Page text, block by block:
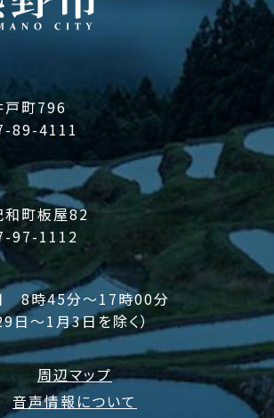
戸町796
89-4111
町板屋82
97-1112
8時45分～17時00分
日～1月3日を除く）
周辺マップ
音声情報について